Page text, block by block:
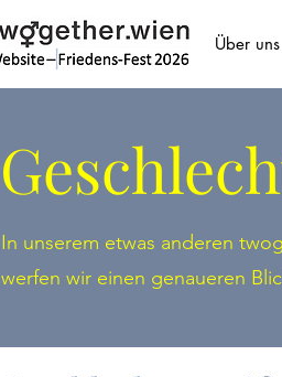
Über uns
In unserem etwas anderen
werfen wir einen genaueren